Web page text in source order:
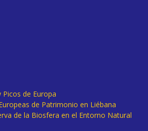
Picos de Europa
de Patrimonio en Liébana
de la Biosfera en el Entorno Natural